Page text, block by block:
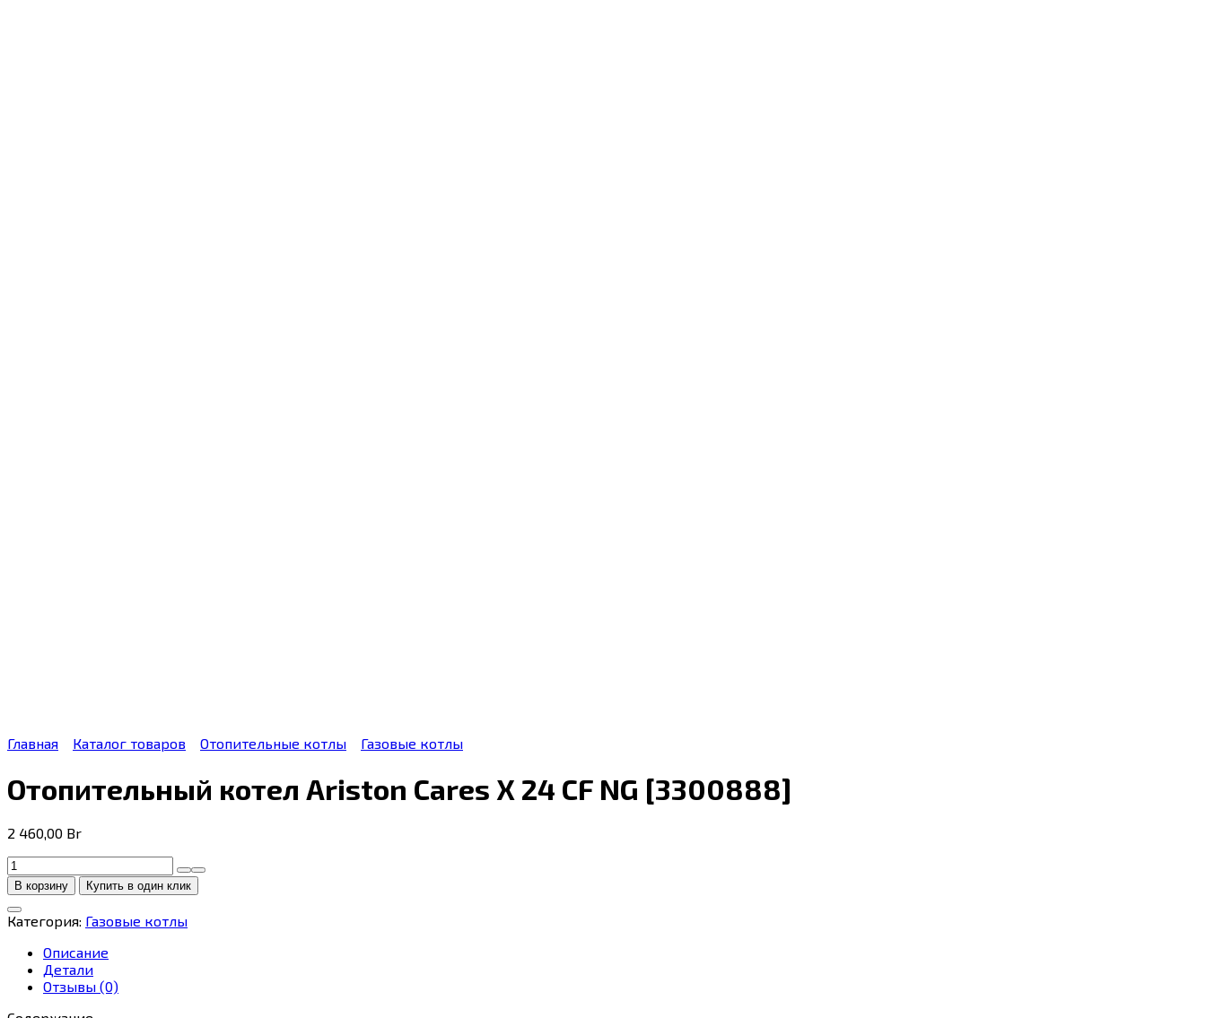
Главная Каталог товаров Отопительные котлы Газовые котлы
Отопительный котел Ariston Cares X 24 CF NG [3300888]
2 460,00 Br
Количество
товара
Отопительный
котел
Ariston
Cares
В корзину Купить в один клик
Категория: Газовые котлы
Описание
Детали
Отзывы (0)